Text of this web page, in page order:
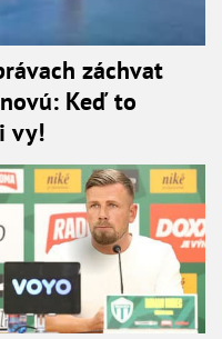
záchvat
Keď to
vy!